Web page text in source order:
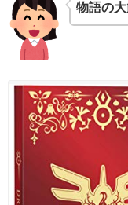
物語の